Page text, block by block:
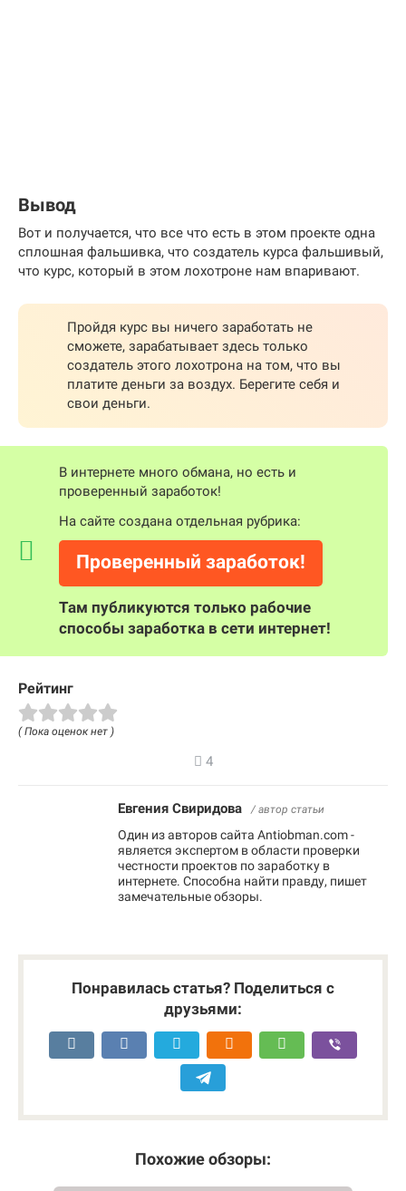
Вывод
Вот и получается, что все что есть в этом проекте одна
сплошная фальшивка, что создатель курса фальшивый,
что курс, который в этом лохотроне нам впаривают.
Пройдя курс вы ничего заработать не
сможете, зарабатывает здесь только
создатель этого лохотрона на том, что вы
платите деньги за воздух. Берегите себя и
свои деньги.
В интернете много обмана, но есть и
проверенный заработок!
На сайте создана отдельная рубрика:
Проверенный заработок!
Там публикуются только рабочие
способы заработка в сети интернет!
Рейтинг
( Пока оценок нет )
4
Евгения Свиридова / автор статьи
Один из авторов сайта Antiobman.com -
является экспертом в области проверки
честности проектов по заработку в
интернете. Способна найти правду, пишет
замечательные обзоры.
Понравилась статья? Поделиться с
друзьями:
Похожие обзоры: